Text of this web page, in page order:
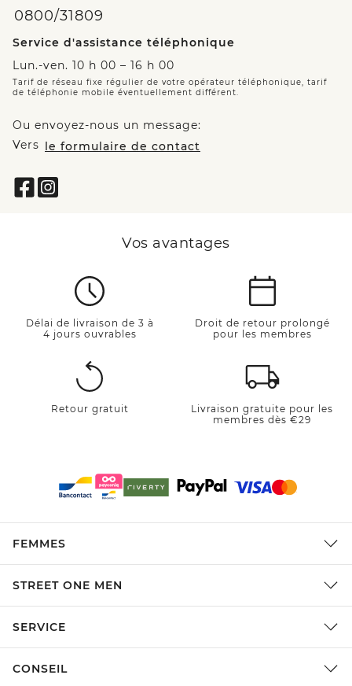
0800/31809
Service d'assistance téléphonique
Lun.-ven. 10 h 00 – 16 h 00
Tarif de réseau fixe régulier de votre opérateur téléphonique, tarif
de téléphonie mobile éventuellement différent.
Ou envoyez-nous un message:
Vers le formulaire de contact
Vos avantages
Délai de livraison de 3 à
4 jours ouvrables
Droit de retour prolongé
pour les membres
Retour gratuit
Livraison gratuite pour les
membres dès €29
FEMMES
STREET ONE MEN
SERVICE
CONSEIL